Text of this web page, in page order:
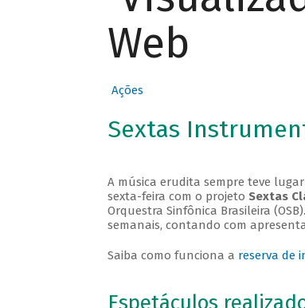
Web
Ações
Sextas
A música erudita sempre teve
sexta-feira com o projeto Sextas
Orquestra Sinfônica Brasileira
semanais, contando com
Saiba como funciona a reserva de